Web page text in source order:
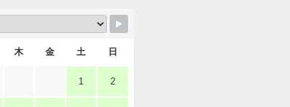
木 金 土 日
1 2